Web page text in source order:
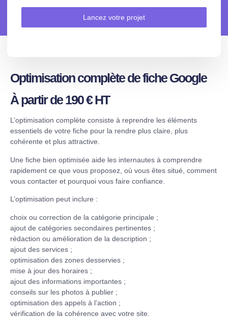
Lancez votre projet
Optimisation complète de fiche Google
À partir de 190 € HT
L’optimisation complète consiste à reprendre les éléments
essentiels de votre fiche pour la rendre plus claire, plus
cohérente et plus attractive.
Une fiche bien optimisée aide les internautes à comprendre
rapidement ce que vous proposez, où vous êtes situé, comment
vous contacter et pourquoi vous faire confiance.
L’optimisation peut inclure :
choix ou correction de la catégorie principale ;
ajout de catégories secondaires pertinentes ;
rédaction ou amélioration de la description ;
ajout des services ;
optimisation des zones desservies ;
mise à jour des horaires ;
ajout des informations importantes ;
conseils sur les photos à publier ;
optimisation des appels à l’action ;
vérification de la cohérence avec votre site.